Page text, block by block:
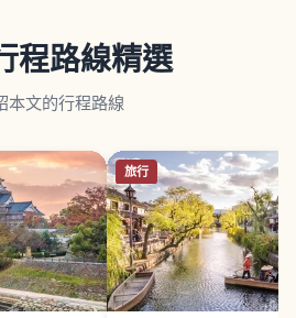
程路線精選
本文的行程路線
旅行